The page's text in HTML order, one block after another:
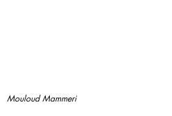
Mouloud Mammeri